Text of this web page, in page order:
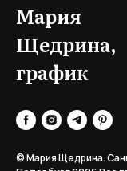
Мария
Щедрина,
график
© Мария Щедрина.